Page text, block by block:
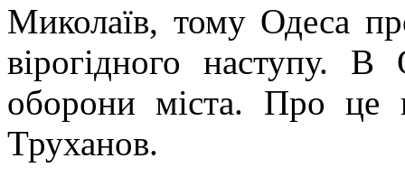
Миколаїв, тому Одеса
вірогідного наступу. В
оборони міста. Про це
Труханов.